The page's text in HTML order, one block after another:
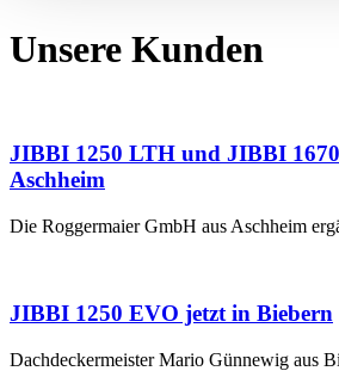
Unsere Kunden
JIBBI 1250 LTH und JIBBI
Aschheim
Die Roggermaier GmbH aus Aschheim
JIBBI 1250 EVO jetzt in Biebern
Dachdeckermeister Mario Günnewig aus